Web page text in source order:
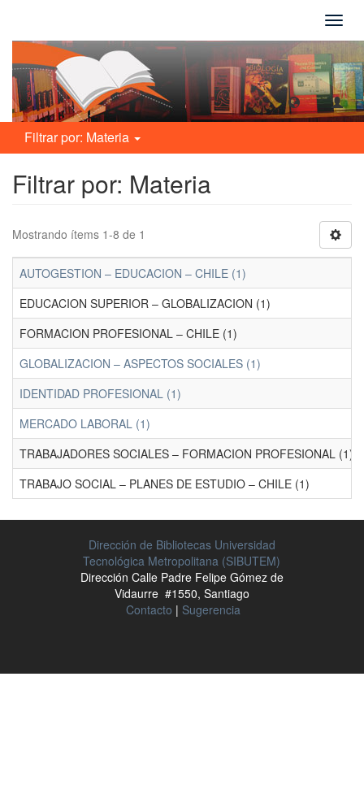
Filtrar por: Materia
Filtrar por: Materia
Mostrando ítems 1-8 de 1
AUTOGESTION – EDUCACION – CHILE (1)
EDUCACION SUPERIOR – GLOBALIZACION (1)
FORMACION PROFESIONAL – CHILE (1)
GLOBALIZACION – ASPECTOS SOCIALES (1)
IDENTIDAD PROFESIONAL (1)
MERCADO LABORAL (1)
TRABAJADORES SOCIALES – FORMACION PROFESIONAL (1)
TRABAJO SOCIAL – PLANES DE ESTUDIO – CHILE (1)
Dirección de Bibliotecas Universidad
Tecnológica Metropolitana (SIBUTEM)
Dirección Calle Padre Felipe Gómez de
Vidaurre #1550, Santiago
Contacto | Sugerencia